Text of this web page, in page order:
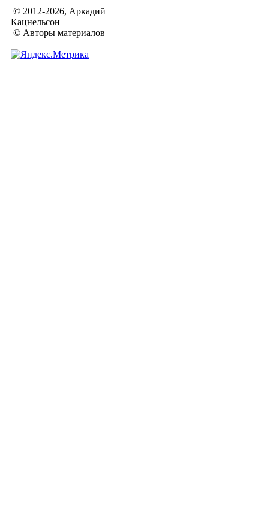
© 2012-2026, Аркадий
Кацнельсон
© Авторы материалов